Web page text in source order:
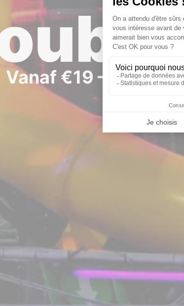
Vanaf €19 – 2